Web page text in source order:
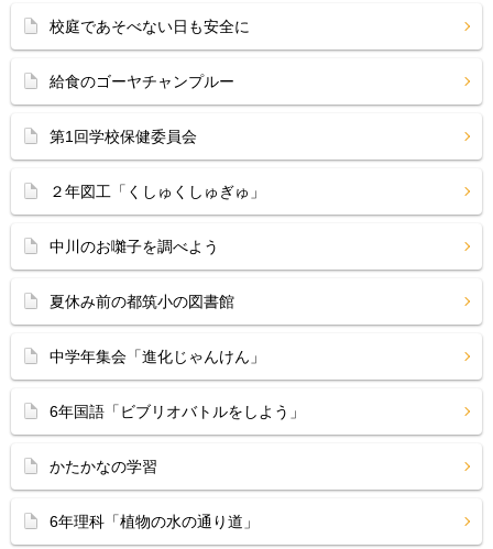
校庭であそべない日も安全に
給食のゴーヤチャンプルー
第1回学校保健委員会
２年図工「くしゅくしゅぎゅ」
中川のお囃子を調べよう
夏休み前の都筑小の図書館
中学年集会「進化じゃんけん」
6年国語「ビブリオバトルをしよう」
かたかなの学習
6年理科「植物の水の通り道」